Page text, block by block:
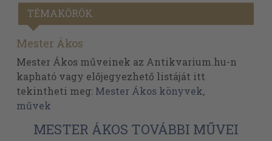
TÉMAKÖRÖK
Mester Ákos
Mester Ákos műveinek az Antikvarium.hu-n
kapható vagy előjegyezhető listáját itt
tekintheti meg: Mester Ákos könyvek,
művek
MESTER ÁKOS TOVÁBBI MŰVEI